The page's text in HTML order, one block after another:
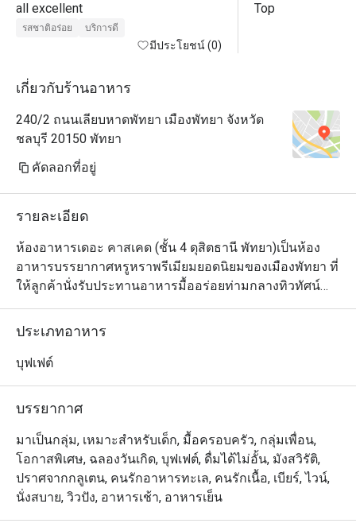
รสชาติอร่อย บริการดี
มีประโยชน์ (0)
Top
เกี่ยวกับร้านอาหาร
240/2 ถนนเลียบหาดพัทยา เมืองพัทยา จังหวัด
ชลบุรี 20150 พัทยา
คัดลอกที่อยู่
รายละเอียด
ห้องอาหารเดอะ คาสเคด (ชั้น 4 ดุสิตธานี พัทยา)เป็นห้อง
อาหารบรรยากาศหรูหราพรีเมียมยอดนิยมของเมืองพัทยา ที่
ให้ลูกค้านั่งรับประทานอาหารมื้ออร่อยท่ามกลางทิวทัศน์
ของสวนสวยอันเงียบสงบและน้ำตกเทียม ในขณะที่
เพลิดเพลินไปกับรสชาติอันหลากหลายทั้งอาหารไทยและ
สดใสด้วยบุฟเฟ่ต์อาหารเช้าที่เลือกได้ตามใจชอบ หรือเมนูอ
ประเภทอาหาร
บุฟเฟต์
บรรยากาศ
มาเป็นกลุ่ม, เหมาะสำหรับเด็ก, มื้อครอบครัว, กลุ่มเพื่อน,
โอกาสพิเศษ, ฉลองวันเกิด, บุฟเฟต์, ดื่มได้ไม่อั้น, มังสวิรัติ,
ปราศจากกลูเตน, คนรักอาหารทะเล, คนรักเนื้อ, เบียร์, ไวน์,
นั่งสบาย, วิวปัง, อาหารเช้า, อาหารเย็น